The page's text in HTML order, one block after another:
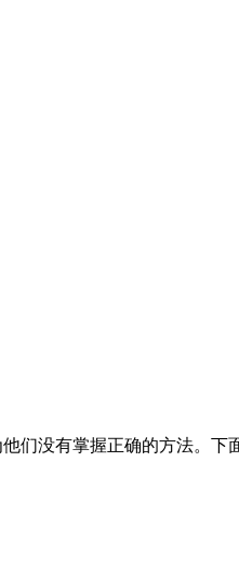
们没有掌握正确的方法。下